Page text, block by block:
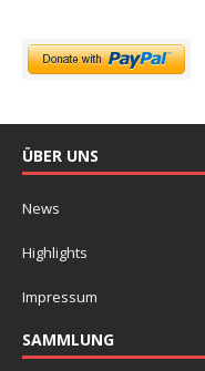
ÜBER UNS
News
Highlights
Impressum
SAMMLUNG